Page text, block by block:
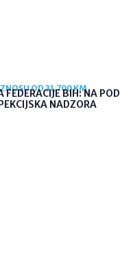
OD 31.700 KM
FEDERACIJE BIH: NA
NADZORA